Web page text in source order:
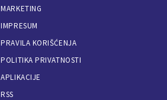
MARKETING
IMPRESUM
PRAVILA KORIŠĆENJA
POLITIKA PRIVATNOSTI
APLIKACIJE
RSS